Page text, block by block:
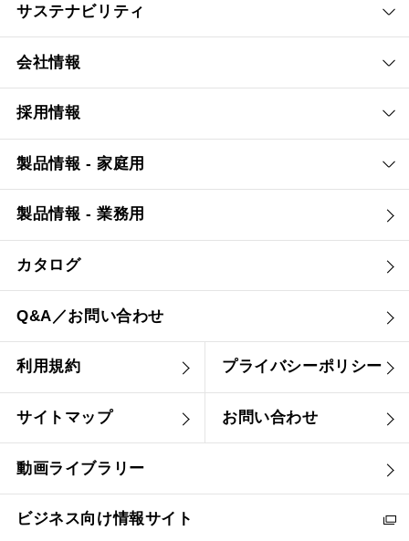
サステナビリティ
会社情報
採用情報
製品情報 - 家庭用
製品情報 - 業務用
カタログ
Q&A／お問い合わせ
利用規約 プライバシーポリシー
サイトマップ お問い合わせ
動画ライブラリー
ビジネス向け情報サイト